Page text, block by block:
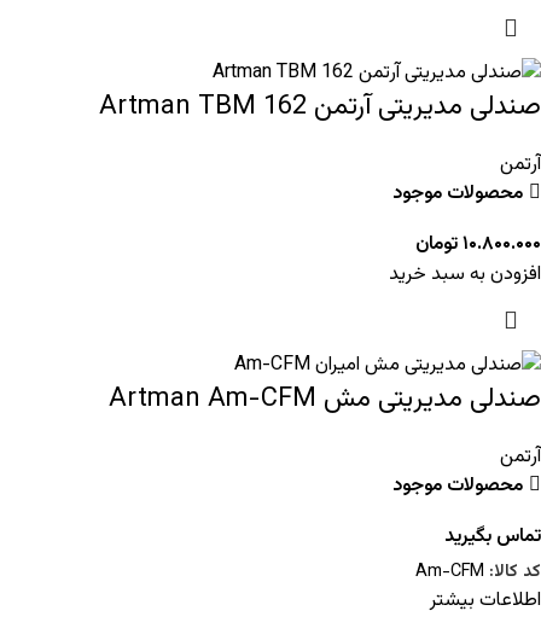
صندلی مدیریتی آرتمن Artman TBM 162
آرتمن
محصولات موجود
۱۰.۸۰۰.۰۰۰تومان
افزودن به سبد خرید
صندلی مدیریتی مش Artman Am-CFM
آرتمن
محصولات موجود
تماس بگیرید
کد کالا: Am-CFM
اطلاعات بیشتر